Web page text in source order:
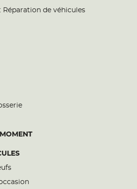
Réparation de véhicules